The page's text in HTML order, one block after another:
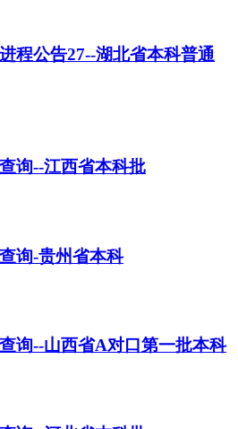
程公告27--湖北省本科普通
询--江西省本科批
询-贵州省本科
询--山西省A对口第一批本科